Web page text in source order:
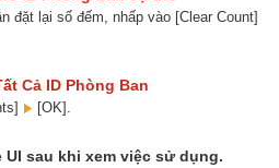
đặt lại số đếm, nhấp vào [Clear Count]
Cả ID Phòng Ban
[OK].
sau khi xem việc sử dụng.